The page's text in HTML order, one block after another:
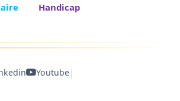
Handicap
Youtube|